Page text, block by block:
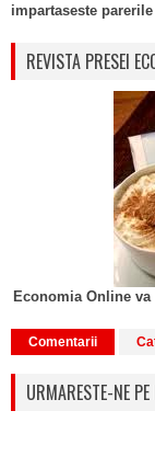
impartaseste
REVISTA PRESEI
Economia Online
Comentarii
URMARESTE-NE PE